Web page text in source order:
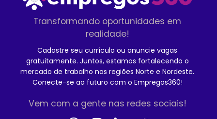
Transformando oportunidades em
realidade!
Cadastre seu currículo ou anuncie vagas
gratuitamente. Juntos, estamos fortalecendo o
mercado de trabalho nas regiões Norte e Nordeste.
Conecte-se ao futuro com o Empregos360!
Vem com a gente nas redes sociais!